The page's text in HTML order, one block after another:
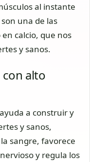
al instante
una de las
calcio, que nos
y sanos.
con alto
a construir y
y sanos,
sangre, favorece
y regula los